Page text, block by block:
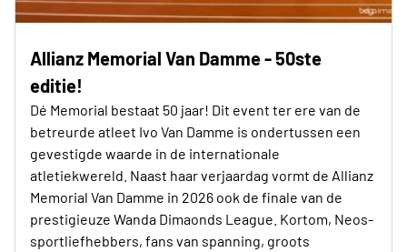
Allianz Memorial Van Damme - 50ste
editie!
Dé Memorial bestaat 50 jaar! Dit event ter ere van de
betreurde atleet Ivo Van Damme is ondertussen een
gevestigde waarde in de internationale
atletiekwereld. Naast haar verjaardag vormt de Allianz
Memorial Van Damme in 2026 ook de finale van de
prestigieuze Wanda Dimaonds League. Kortom, Neos-
sportliefhebbers, fans van spanning, groots